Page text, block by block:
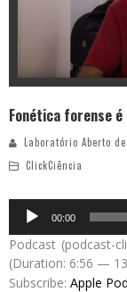
Fonética forense é
Laboratório Aberto
ClickCiência
Audio
Player
00:00
Podcast (podcast-
(Duration: 6:56 —
Subscribe: Apple